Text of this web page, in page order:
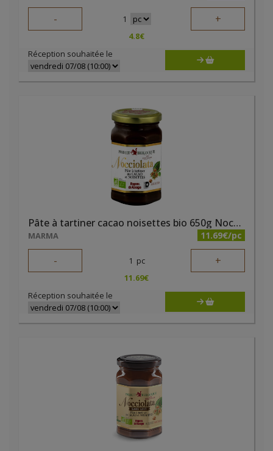
- 1 +
4.8€
Réception souhaitée le
Pâte à tartiner cacao noisettes bio 650g Nocciolata
MARMA 11.69€/pc
- 1 pc +
11.69€
Réception souhaitée le